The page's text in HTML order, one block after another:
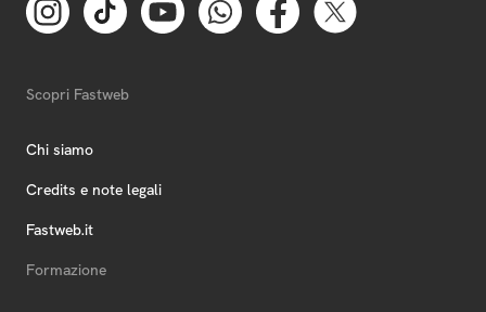
Scopri Fastweb
Chi siamo
Credits e note legali
Fastweb.it
Formazione